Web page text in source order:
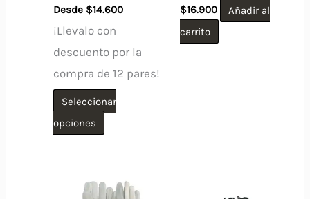
Desde $14.600
¡Llevalo con
descuento por la
compra de 12 pares!
Seleccionar
opciones
múltiples
$16.900
Añadir al
carrito